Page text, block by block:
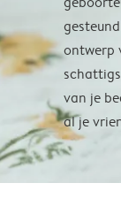
ontwerp
van je
al je